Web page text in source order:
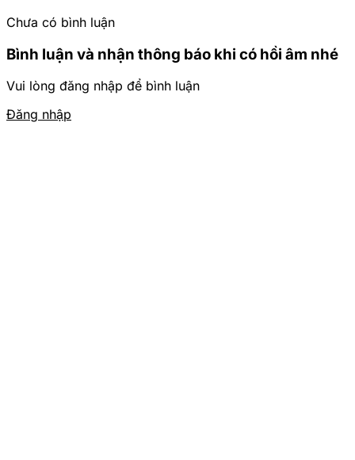
Chưa có bình luận
Bình luận và nhận thông báo khi có hồi âm nhé
Vui lòng đăng nhập để bình luận
Đăng nhập